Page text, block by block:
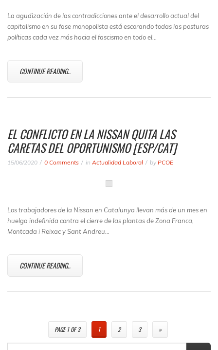
La agudización de las contradicciones ante el desarrollo actual del
capitalismo en su fase monopolista está escorando todas las posturas
políticas cada vez más hacia el fascismo en todo el…
CONTINUE READING..
EL CONFLICTO EN LA NISSAN QUITA LAS
CARETAS DEL OPORTUNISMO [ESP/CAT]
15/06/2020 0 Comments in Actualidad Laboral by PCOE
Los trabajadores de la Nissan en Catalunya llevan más de un mes en
huelga indefinida contra el cierre de las plantas de Zona Franca,
Montcada i Reixac y Sant Andreu…
CONTINUE READING..
PAGE 1 OF 3 1 2 3 »